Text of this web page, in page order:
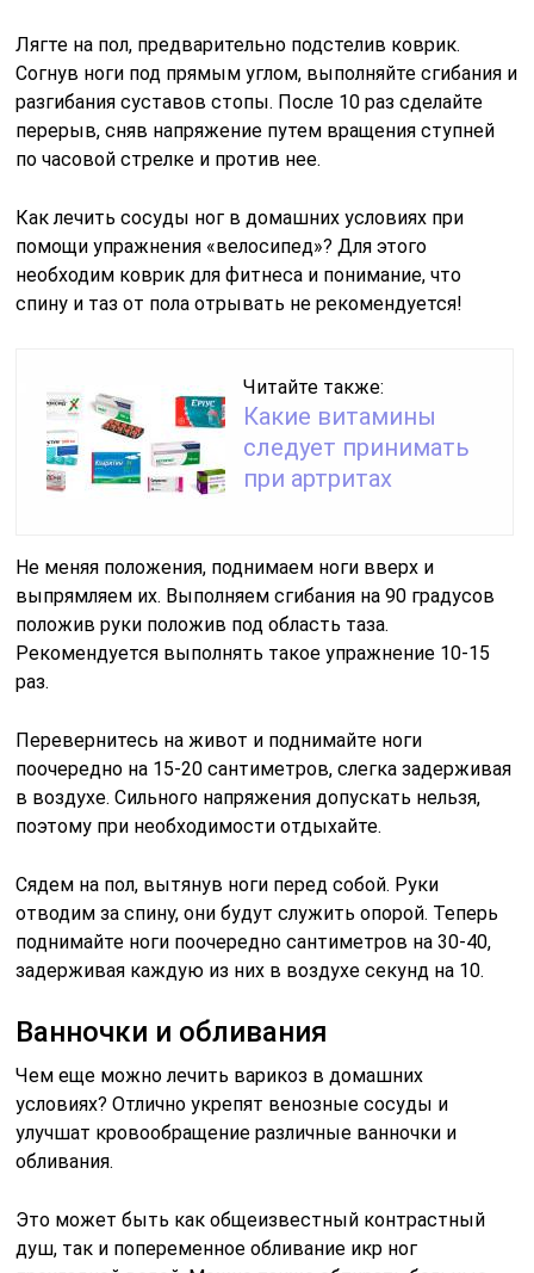
Лягте на пол, предварительно подстелив коврик.
Согнув ноги под прямым углом, выполняйте сгибания и
разгибания суставов стопы. После 10 раз сделайте
перерыв, сняв напряжение путем вращения ступней
по часовой стрелке и против нее.
Как лечить сосуды ног в домашних условиях при
помощи упражнения «велосипед»? Для этого
необходим коврик для фитнеса и понимание, что
спину и таз от пола отрывать не рекомендуется!
Читайте также:
Какие витамины
следует принимать
при артритах
Не меняя положения, поднимаем ноги вверх и
выпрямляем их. Выполняем сгибания на 90 градусов
положив руки положив под область таза.
Рекомендуется выполнять такое упражнение 10-15
раз.
Перевернитесь на живот и поднимайте ноги
поочередно на 15-20 сантиметров, слегка задерживая
в воздухе. Сильного напряжения допускать нельзя,
поэтому при необходимости отдыхайте.
Сядем на пол, вытянув ноги перед собой. Руки
отводим за спину, они будут служить опорой. Теперь
поднимайте ноги поочередно сантиметров на 30-40,
задерживая каждую из них в воздухе секунд на 10.
Ванночки и обливания
Чем еще можно лечить варикоз в домашних
условиях? Отлично укрепят венозные сосуды и
улучшат кровообращение различные ванночки и
обливания.
Это может быть как общеизвестный контрастный
душ, так и попеременное обливание икр ног